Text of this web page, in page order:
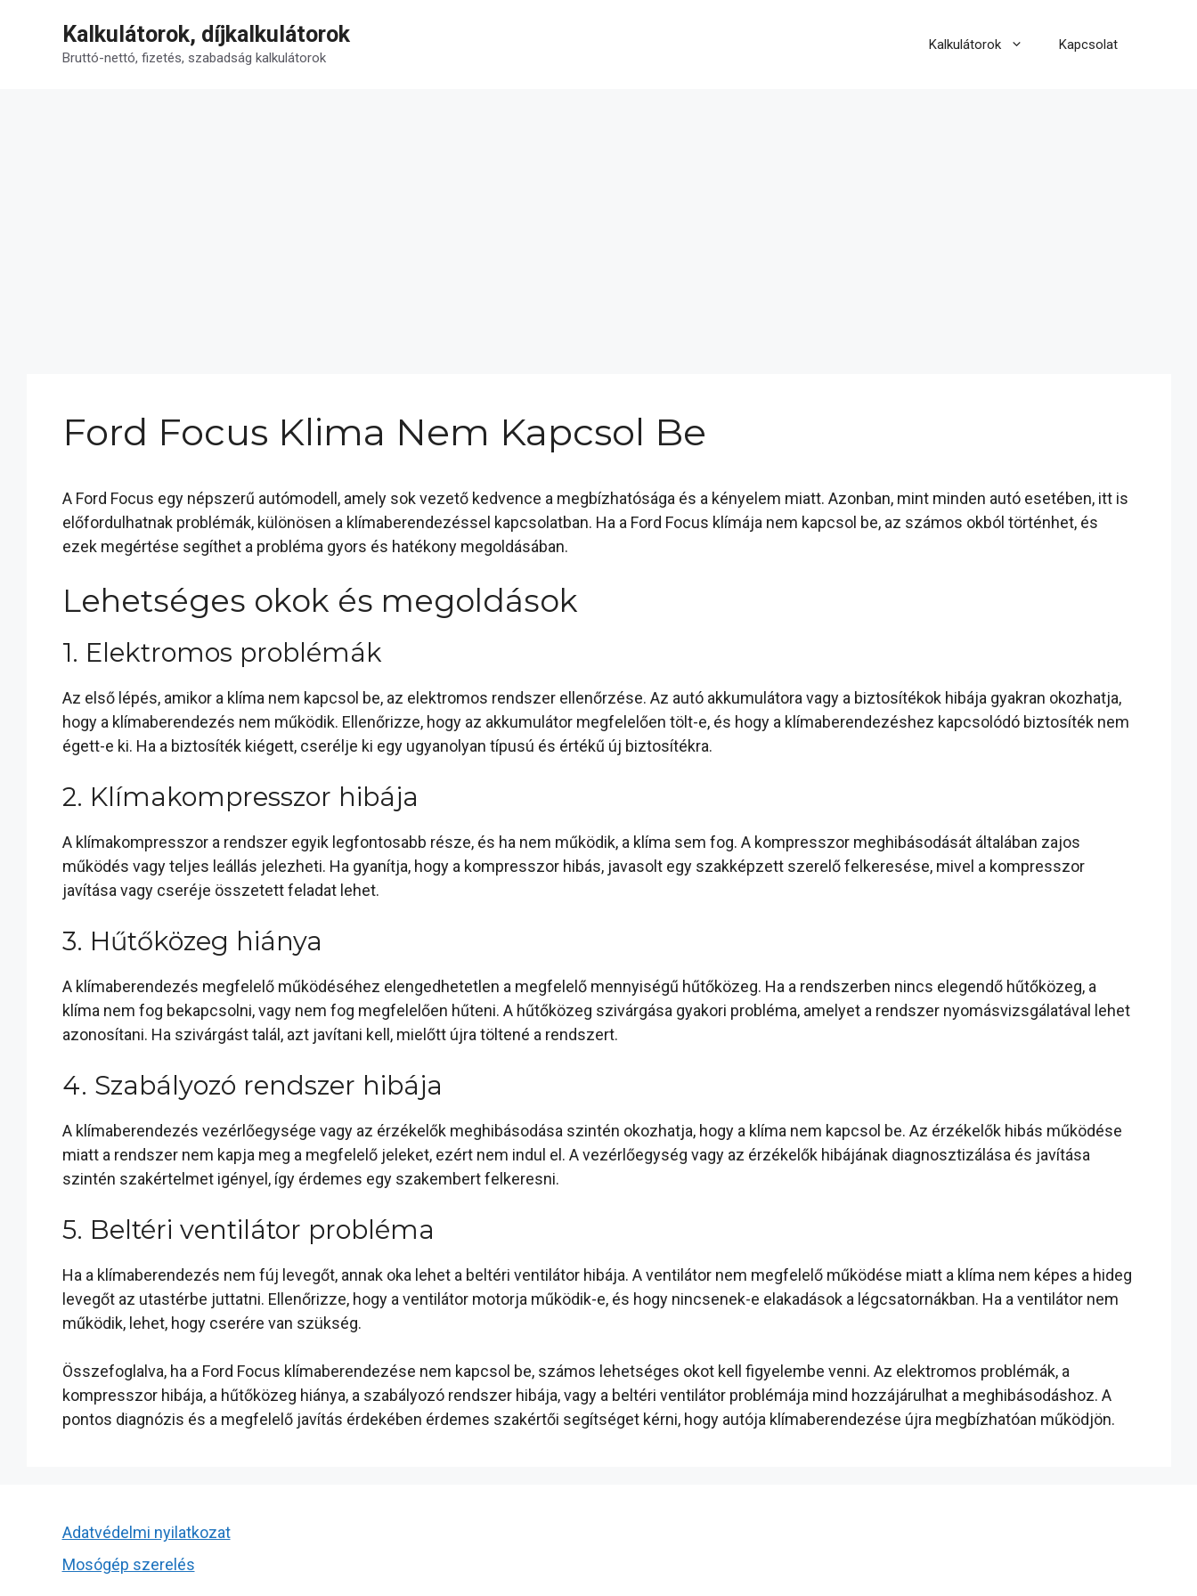
tartalomba
Kalkulátorok, díjkalkulátorok
Bruttó-nettó, fizetés, szabadság kalkulátorok
Kalkulátorok Kapcsolat
Ford Focus Klima Nem Kapcsol Be
A Ford Focus egy népszerű autómodell, amely sok vezető kedvence a megbízhatósága és a kényelem miatt. Azonban, mint minden autó esetében, itt is
előfordulhatnak problémák, különösen a klímaberendezéssel kapcsolatban. Ha a Ford Focus klímája nem kapcsol be, az számos okból történhet, és
ezek megértése segíthet a probléma gyors és hatékony megoldásában.
Lehetséges okok és megoldások
1. Elektromos problémák
Az első lépés, amikor a klíma nem kapcsol be, az elektromos rendszer ellenőrzése. Az autó akkumulátora vagy a biztosítékok hibája gyakran okozhatja,
hogy a klímaberendezés nem működik. Ellenőrizze, hogy az akkumulátor megfelelően tölt-e, és hogy a klímaberendezéshez kapcsolódó biztosíték nem
égett-e ki. Ha a biztosíték kiégett, cserélje ki egy ugyanolyan típusú és értékű új biztosítékra.
2. Klímakompresszor hibája
A klímakompresszor a rendszer egyik legfontosabb része, és ha nem működik, a klíma sem fog. A kompresszor meghibásodását általában zajos
működés vagy teljes leállás jelezheti. Ha gyanítja, hogy a kompresszor hibás, javasolt egy szakképzett szerelő felkeresése, mivel a kompresszor
javítása vagy cseréje összetett feladat lehet.
3. Hűtőközeg hiánya
A klímaberendezés megfelelő működéséhez elengedhetetlen a megfelelő mennyiségű hűtőközeg. Ha a rendszerben nincs elegendő hűtőközeg, a
klíma nem fog bekapcsolni, vagy nem fog megfelelően hűteni. A hűtőközeg szivárgása gyakori probléma, amelyet a rendszer nyomásvizsgálatával lehet
azonosítani. Ha szivárgást talál, azt javítani kell, mielőtt újra töltené a rendszert.
4. Szabályozó rendszer hibája
A klímaberendezés vezérlőegysége vagy az érzékelők meghibásodása szintén okozhatja, hogy a klíma nem kapcsol be. Az érzékelők hibás működése
miatt a rendszer nem kapja meg a megfelelő jeleket, ezért nem indul el. A vezérlőegység vagy az érzékelők hibájának diagnosztizálása és javítása
szintén szakértelmet igényel, így érdemes egy szakembert felkeresni.
5. Beltéri ventilátor probléma
Ha a klímaberendezés nem fúj levegőt, annak oka lehet a beltéri ventilátor hibája. A ventilátor nem megfelelő működése miatt a klíma nem képes a hideg
levegőt az utastérbe juttatni. Ellenőrizze, hogy a ventilátor motorja működik-e, és hogy nincsenek-e elakadások a légcsatornákban. Ha a ventilátor nem
működik, lehet, hogy cserére van szükség.
Összefoglalva, ha a Ford Focus klímaberendezése nem kapcsol be, számos lehetséges okot kell figyelembe venni. Az elektromos problémák, a
kompresszor hibája, a hűtőközeg hiánya, a szabályozó rendszer hibája, vagy a beltéri ventilátor problémája mind hozzájárulhat a meghibásodáshoz. A
pontos diagnózis és a megfelelő javítás érdekében érdemes szakértői segítséget kérni, hogy autója klímaberendezése újra megbízhatóan működjön.
Adatvédelmi nyilatkozat
Mosógép szerelés